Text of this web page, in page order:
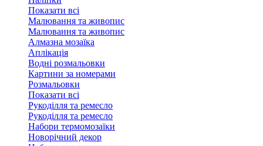
Показати всі
Малювання та живопис
Малювання та живопис
Алмазна мозаїка
Аплікація
Водні розмальовки
Картини за номерами
Розмальовки
Показати всі
Рукоділля та ремесло
Рукоділля та ремесло
Набори термомозаїки
Новорічний декор